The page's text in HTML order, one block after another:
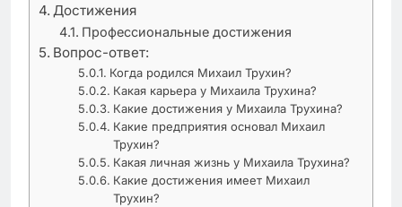
Достижения
Профессиональные достижения
Вопрос-ответ:
Когда родился Михаил Трухин?
Какая карьера у Михаила Трухина?
Какие достижения у Михаила Трухина?
Какие предприятия основал Михаил
Трухин?
Какая личная жизнь у Михаила Трухина?
Какие достижения имеет Михаил
Трухин?